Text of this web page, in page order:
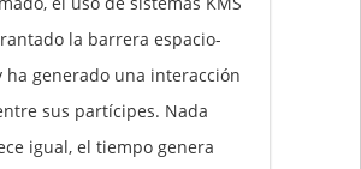
la barrera espacio-
ha generado una interacción
sus partícipes. Nada
igual, el tiempo genera